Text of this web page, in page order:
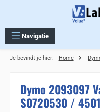
Navigatie
Je bevindt je hier: Home
Dymo 2093097
S0720530 /